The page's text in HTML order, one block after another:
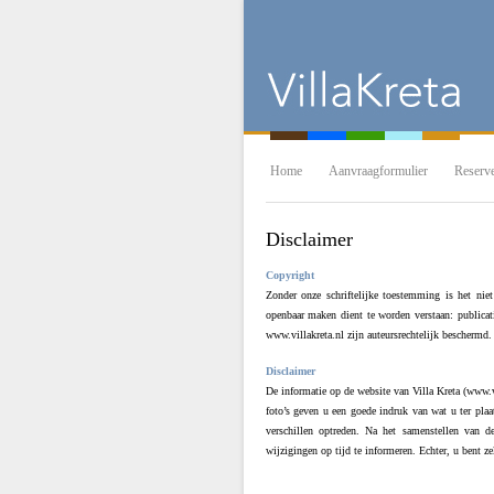
Home Aanvraagformulier
Disclaimer
Copyright
Zonder onze schriftelijke toestemming is het
openbaar maken dient te worden verstaan:
www.villakreta.nl zijn auteursrechtelijk
Disclaimer
De informatie op de website van Villa Kreta
foto’s geven u een goede indruk van wat u ter
verschillen optreden. Na het samenstellen
wijzigingen op tijd te informeren. Echter, u bent